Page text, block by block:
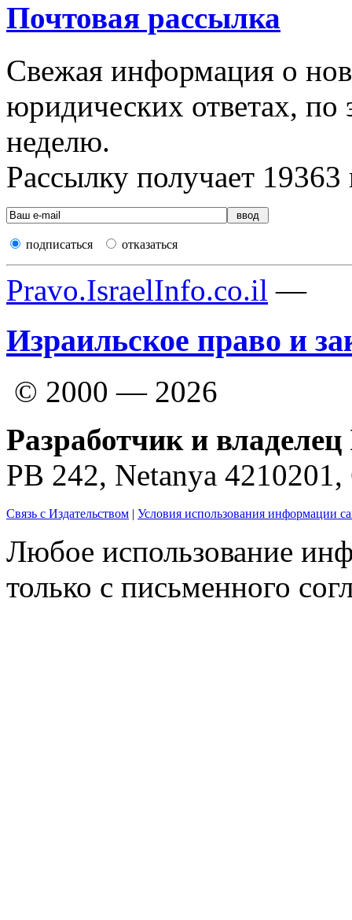
Почтовая рассылка
Свежая информация о
юридических ответах, по
неделю.
Рассылку получает 19363
подписаться отказаться
Pravo.IsraelInfo.co.il —
Израильское право и
© 2000 — 2026
Разработчик и
PB 242, Netanya
Связь с Издательством | Условия использования информации
Любое использование
только с письменного